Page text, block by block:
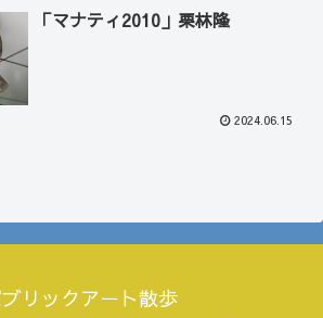
「マナティ2010」栗林隆
2024.06.15
リックアート散歩